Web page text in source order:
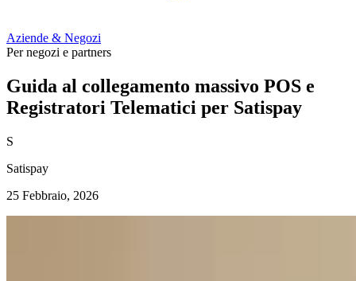
Aziende & Negozi
Per negozi e partners
Guida al collegamento massivo POS e
Registratori Telematici per Satispay
S
Satispay
25 Febbraio, 2026